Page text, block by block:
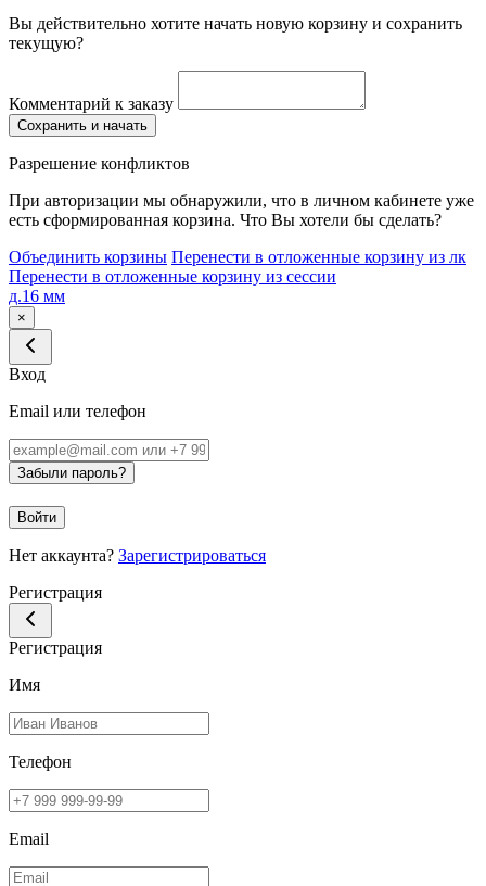
Вы действительно хотите начать новую корзину и сохранить
текущую?
Комментарий к заказу
Сохранить и начать
Разрешение конфликтов
При авторизации мы обнаружили, что в личном кабинете уже
есть сформированная корзина. Что Вы хотели бы сделать?
Объединить корзины Перенести в отложенные корзину из лк
Перенести в отложенные корзину из сессии
д.16 мм
×
Вход
Email или телефон
Забыли пароль?
Войти
Нет аккаунта? Зарегистрироваться
Регистрация
Регистрация
Имя
Телефон
Email